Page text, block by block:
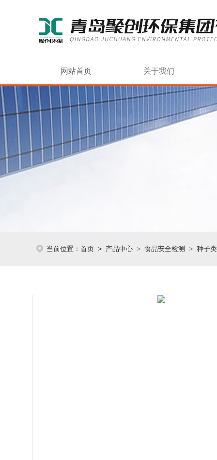
网站首页 关于我们
当前位置： 首页 > 产品中心 > 食品安全检测 > 种子类